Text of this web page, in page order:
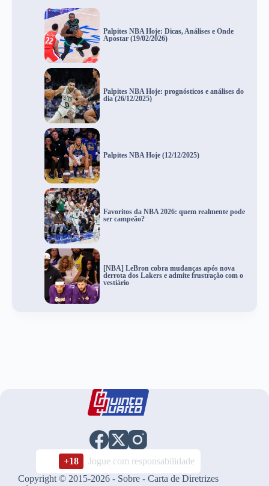
Palpites NBA Hoje: Dicas, Análises e Onde
Apostar (19/02/2026)
Palpites NBA Hoje: prognósticos e análises do
dia (26/12/2025)
Palpites NBA Hoje (12/12/2025)
Favoritos da NBA 2026: quem realmente pode
ser campeão?
[NBA] LeBron cobra mudanças após nova
derrota dos Lakers e admite frustração com o
vestiário
+18
Jogue com responsabilidade
Copyright © 2015-2026 - Sobre -Carta de Diretrizes